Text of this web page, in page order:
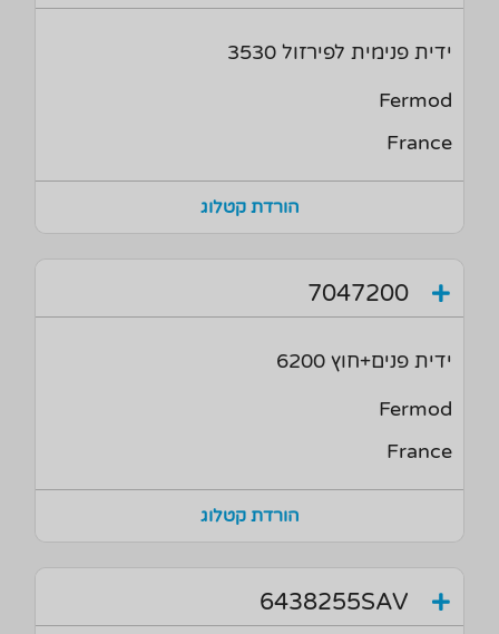
ידית פנימית לפירזול 3530
Fermod
France
הורדת קטלוג
7047200
ידית פנים+חוץ 6200
Fermod
France
הורדת קטלוג
6438255SAV